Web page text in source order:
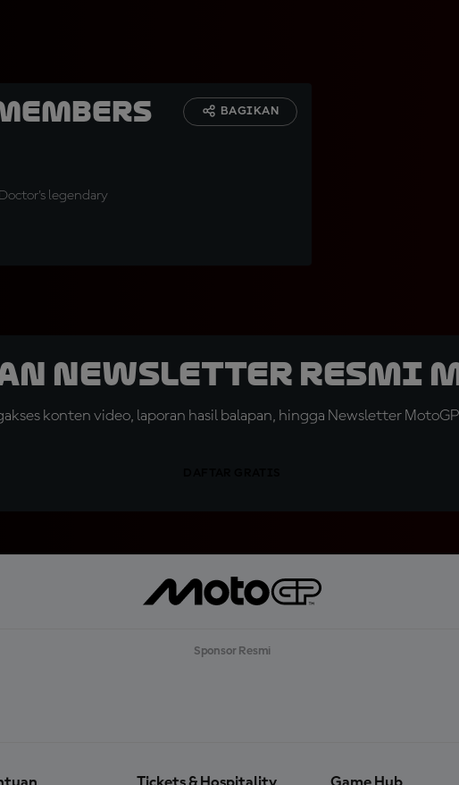
legendary
BAGIKAN
Newsletter Resmi
konten video, laporan hasil balapan, hingga Newsletter
Sponsor Resmi